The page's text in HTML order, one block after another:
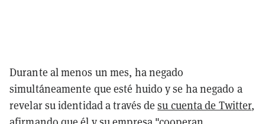
Durante al menos un mes, ha negado
simultáneamente que esté huido y se ha negado a
revelar su identidad a través desu cuenta de Twitter,